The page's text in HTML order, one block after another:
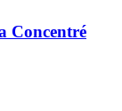
Concentré